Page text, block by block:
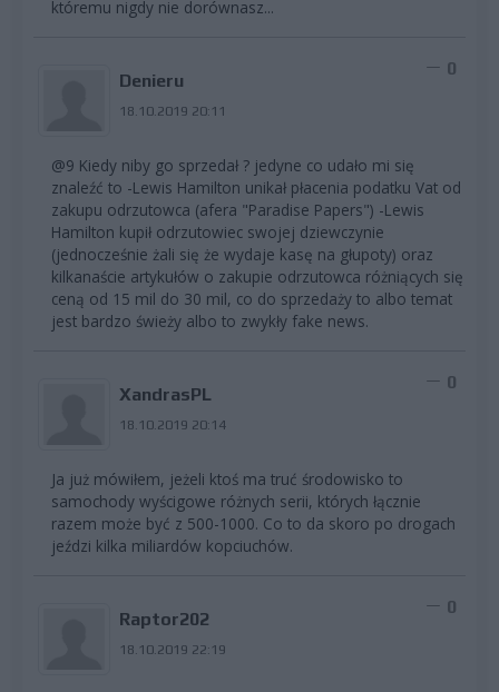
któremu nigdy nie dorównasz...
Denieru
18.10.2019 20:11
0
@9 Kiedy niby go sprzedał ? jedyne co udało mi się
znaleźć to -Lewis Hamilton unikał płacenia podatku Vat od
zakupu odrzutowca (afera "Paradise Papers") -Lewis
Hamilton kupił odrzutowiec swojej dziewczynie
(jednocześnie żali się że wydaje kasę na głupoty) oraz
kilkanaście artykułów o zakupie odrzutowca różniących się
ceną od 15 mil do 30 mil, co do sprzedaży to albo temat
jest bardzo świeży albo to zwykły fake news.
XandrasPL
18.10.2019 20:14
0
Ja już mówiłem, jeżeli ktoś ma truć środowisko to
samochody wyścigowe różnych serii, których łącznie
razem może być z 500-1000. Co to da skoro po drogach
jeździ kilka miliardów kopciuchów.
Raptor202
18.10.2019 22:19
0